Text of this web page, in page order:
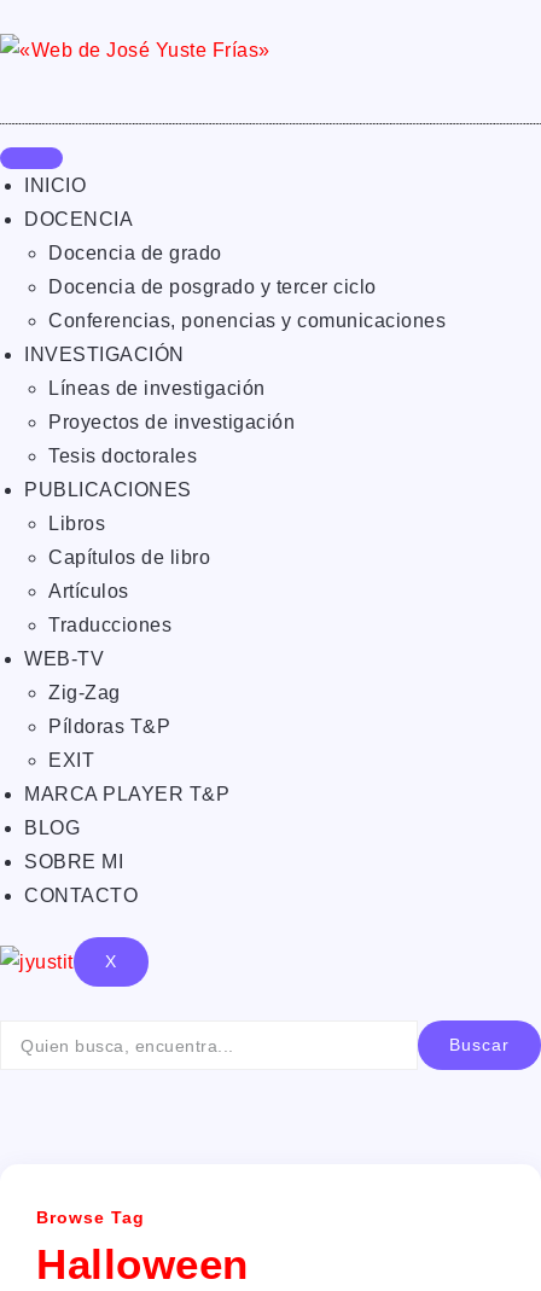
INICIO
DOCENCIA
Docencia de grado
Docencia de posgrado y tercer ciclo
Conferencias, ponencias y comunicaciones
INVESTIGACIÓN
Líneas de investigación
Proyectos de investigación
Tesis doctorales
PUBLICACIONES
Libros
Capítulos de libro
Artículos
Traducciones
WEB-TV
Zig-Zag
Píldoras T&P
EXIT
MARCA PLAYER T&P
BLOG
SOBRE MI
CONTACTO
X
Buscar
Browse Tag
Halloween